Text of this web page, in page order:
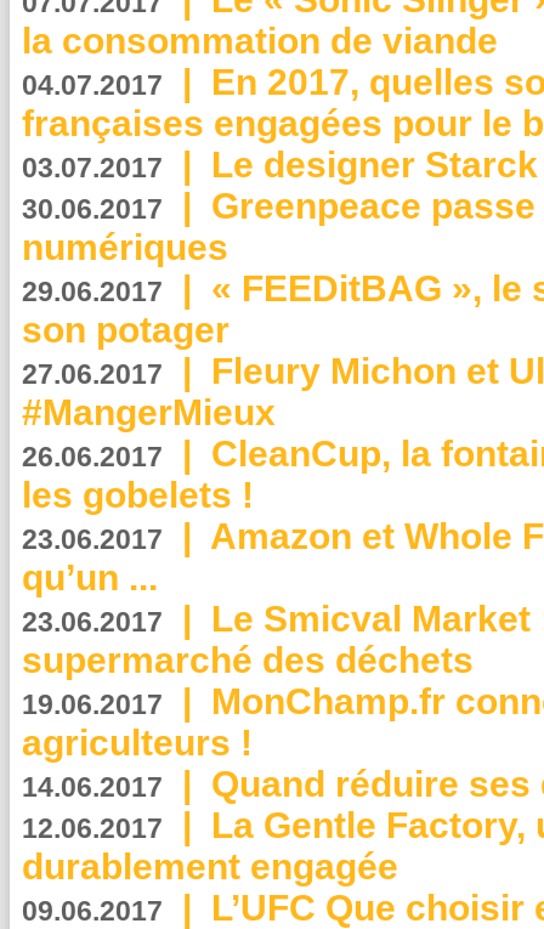
la consommation de viande
04.07.2017 | En 2017, quelles
françaises engagées pour le
03.07.2017 | Le designer
30.06.2017 | Greenpeace
numériques
29.06.2017 | « FEEDitBAG », le
son potager
27.06.2017 | Fleury Michon et
#MangerMieux
26.06.2017 | CleanCup, la
les gobelets !
23.06.2017 | Amazon et Whole
qu’un ...
23.06.2017 | Le Smicval
supermarché des déchets
19.06.2017 | MonChamp.fr
agriculteurs !
14.06.2017 | Quand réduire
12.06.2017 | La Gentle
durablement engagée
09.06.2017 | L’UFC Que